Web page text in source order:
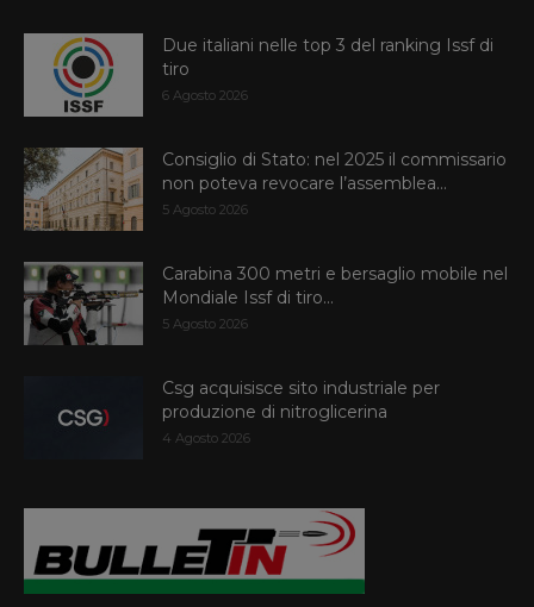
Due italiani nelle top 3 del ranking Issf di
tiro
6 Agosto 2026
Consiglio di Stato: nel 2025 il commissario
non poteva revocare l’assemblea...
5 Agosto 2026
Carabina 300 metri e bersaglio mobile nel
Mondiale Issf di tiro...
5 Agosto 2026
Csg acquisisce sito industriale per
produzione di nitroglicerina
4 Agosto 2026